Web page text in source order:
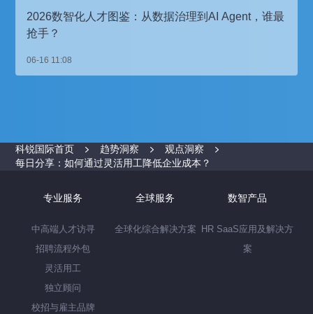
2026数智化人才图鉴：从数据治理到AI Agent，谁最
抢手？
06-16 11:08
科锐国际首页 趋势洞察
观点洞察
每日分享：如何通过灵活用工降低企业成本？
专业服务
中高端人才访寻
招聘流程外包
灵活用工
独立顾问
校招与雇主品牌
全球服务
全球化综合解决方案
数智产品
HR SaaS应用及解决方
案